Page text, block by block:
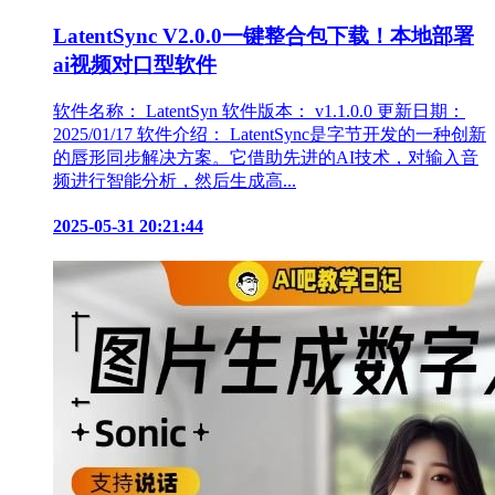
LatentSync V2.0.0一键整合包下载！本地部署
ai视频对口型软件
软件名称： LatentSyn 软件版本： v1.1.0.0 更新日期：
2025/01/17 软件介绍： LatentSync是字节开发的一种创新
的唇形同步解决方案。它借助先进的AI技术，对输入音
频进行智能分析，然后生成高...
2025-05-31 20:21:44